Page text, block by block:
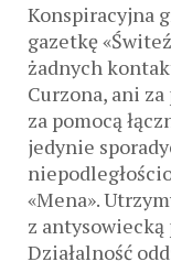
Konspiracyjna
gazetkę
żadnych
Curzona, ani
za pomocą
jedynie
«Mena».
z
Działalność